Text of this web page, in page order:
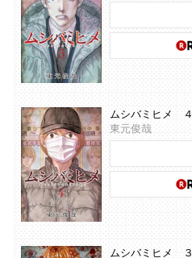
ムシバミヒメ ４
東元俊哉
ムシバミヒメ ３